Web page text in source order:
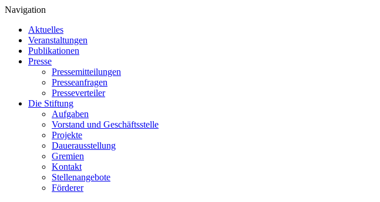
Navigation
Aktuelles
Veranstaltungen
Publikationen
Presse
Pressemitteilungen
Presseanfragen
Presseverteiler
Die Stiftung
Aufgaben
Vorstand und Geschäftsstelle
Projekte
Dauerausstellung
Gremien
Kontakt
Stellenangebote
Förderer